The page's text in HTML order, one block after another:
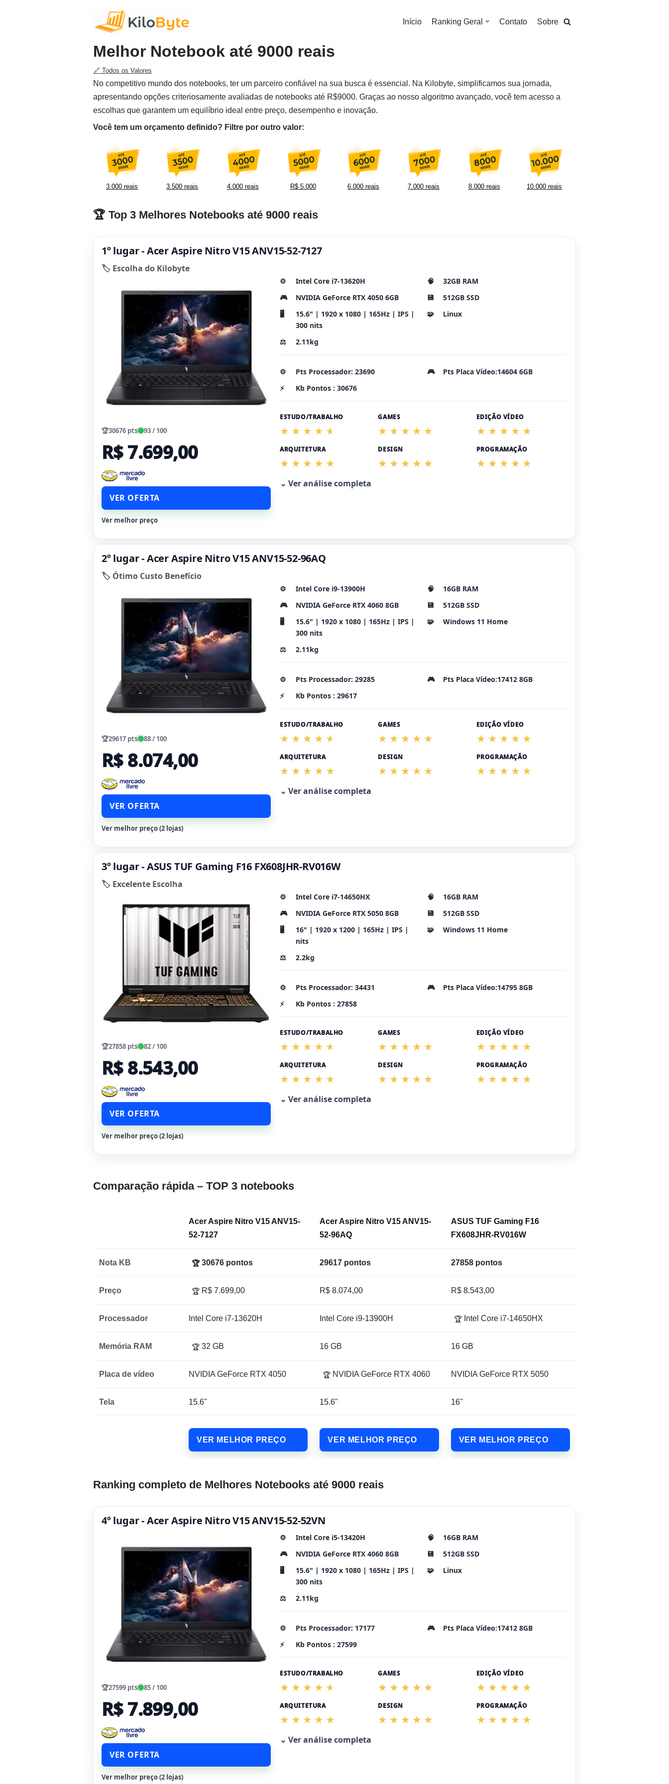
Início Ranking Geral Contato Sobre
Melhor Notebook até 9000 reais
🔗 Todos os Valores
No competitivo mundo dos notebooks, ter um parceiro confiável na sua busca é essencial. Na Kilobyte, simplificamos sua jornada,
apresentando opções criteriosamente avaliadas de notebooks até R$9000. Graças ao nosso algoritmo avançado, você tem acesso a
escolhas que garantem um equilíbrio ideal entre preço, desempenho e inovação.
Você tem um orçamento definido? Filtre por outro valor:
3.000 reais 3.500 reais 4.000 reais R$ 5.000 6.000 reais 7.000 reais 8.000 reais 10.000 reais
🏆 Top 3 Melhores Notebooks até 9000 reais
1º lugar - Acer Aspire Nitro V15 ANV15-52-7127
🏷️ Escolha do Kilobyte
🏆30676 pts 93 / 100
R$ 7.699,00
VER OFERTA
Ver melhor preço
⚙️ Intel Core i7-13620H 🧠
32GB RAM
🎮
NVIDIA GeForce RTX 4050 6GB 💾
512GB SSD
🖥️
15.6" | 1920 x 1080 | 165Hz | IPS |
300 nits
🧩 Linux
⚖️ 2.11kg
⚙️ Pts Processador: 23690 🎮
Pts Placa Vídeo:14604 6GB
⚡
Kb Pontos : 30676
ESTUDO/TRABALHO GAMES EDIÇÃO VÍDEO
ARQUITETURA DESIGN PROGRAMAÇÃO
⌄ Ver análise completa
2º lugar - Acer Aspire Nitro V15 ANV15-52-96AQ
🏷️ Ótimo Custo Benefício
🏆29617 pts 88 / 100
R$ 8.074,00
VER OFERTA
Ver melhor preço (2 lojas)
⚙️ Intel Core i9-13900H 🧠
16GB RAM
🎮
NVIDIA GeForce RTX 4060 8GB 💾
512GB SSD
🖥️
15.6" | 1920 x 1080 | 165Hz | IPS |
300 nits
🧩 Windows 11 Home
⚖️ 2.11kg
⚙️ Pts Processador: 29285 🎮
Pts Placa Vídeo:17412 8GB
⚡
Kb Pontos : 29617
ESTUDO/TRABALHO GAMES EDIÇÃO VÍDEO
ARQUITETURA DESIGN PROGRAMAÇÃO
⌄ Ver análise completa
3º lugar - ASUS TUF Gaming F16 FX608JHR-RV016W
🏷️ Excelente Escolha
🏆27858 pts 82 / 100
R$ 8.543,00
VER OFERTA
Ver melhor preço (2 lojas)
⚙️ Intel Core i7-14650HX 🧠
16GB RAM
🎮
NVIDIA GeForce RTX 5050 8GB 💾
512GB SSD
🖥️
16" | 1920 x 1200 | 165Hz | IPS |
nits
🧩 Windows 11 Home
⚖️ 2.2kg
⚙️ Pts Processador: 34431 🎮
Pts Placa Vídeo:14795 8GB
⚡
Kb Pontos : 27858
ESTUDO/TRABALHO GAMES EDIÇÃO VÍDEO
ARQUITETURA DESIGN PROGRAMAÇÃO
⌄ Ver análise completa
Comparação rápida – TOP 3 notebooks
Acer Aspire Nitro V15 ANV15-
52-7127
Acer Aspire Nitro V15 ANV15-
52-96AQ
ASUS TUF Gaming F16
FX608JHR-RV016W
Nota KB 🏆30676 pontos 29617 pontos 27858 pontos
Preço 🏆 R$ 7.699,00 R$ 8.074,00 R$ 8.543,00
Processador Intel Core i7-13620H Intel Core i9-13900H 🏆Intel Core i7-14650HX
Memória RAM 🏆 32 GB 16 GB 16 GB
Placa de vídeo NVIDIA GeForce RTX 4050 🏆 NVIDIA GeForce RTX 4060 NVIDIA GeForce RTX 5050
Tela 15.6" 15.6" 16"
VER MELHOR PREÇO VER MELHOR PREÇO VER MELHOR PREÇO
Ranking completo de Melhores Notebooks até 9000 reais
4º lugar - Acer Aspire Nitro V15 ANV15-52-52VN
🏆27599 pts 85 / 100
R$ 7.899,00
VER OFERTA
Ver melhor preço (2 lojas)
⚙️ Intel Core i5-13420H 🧠
16GB RAM
🎮
NVIDIA GeForce RTX 4060 8GB 💾
512GB SSD
🖥️
15.6" | 1920 x 1080 | 165Hz | IPS |
300 nits
🧩 Linux
⚖️ 2.11kg
⚙️ Pts Processador: 17177 🎮
Pts Placa Vídeo:17412 8GB
⚡
Kb Pontos : 27599
ESTUDO/TRABALHO GAMES EDIÇÃO VÍDEO
ARQUITETURA DESIGN PROGRAMAÇÃO
⌄ Ver análise completa